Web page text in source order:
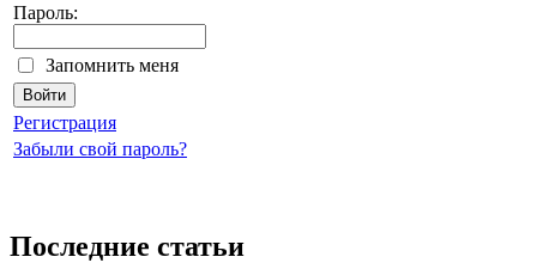
Пароль:
Запомнить меня
Регистрация
Забыли свой пароль?
Последние статьи